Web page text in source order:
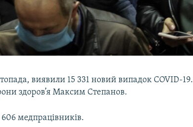
виявили 15 331 новий випадок COVID-19.
здоров’я Максим Степанов.
606 медпрацівників.